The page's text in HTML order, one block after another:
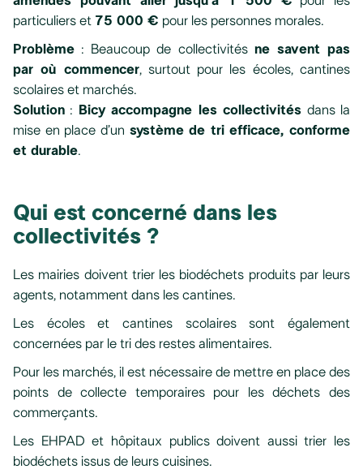
particuliers et 75 000 € pour les personnes morales.
Problème : Beaucoup de collectivités ne savent pas
par où commencer, surtout pour les écoles, cantines
scolaires et marchés.
Solution : Bicy accompagne les collectivités dans la
mise en place d’un système de tri efficace, conforme
et durable.
Qui est concerné dans les
collectivités ?
Les mairies doivent trier les biodéchets produits par leurs
agents, notamment dans les cantines.
Les écoles et cantines scolaires sont également
concernées par le tri des restes alimentaires.
Pour les marchés, il est nécessaire de mettre en place des
points de collecte temporaires pour les déchets des
commerçants.
Les EHPAD et hôpitaux publics doivent aussi trier les
biodéchets issus de leurs cuisines.